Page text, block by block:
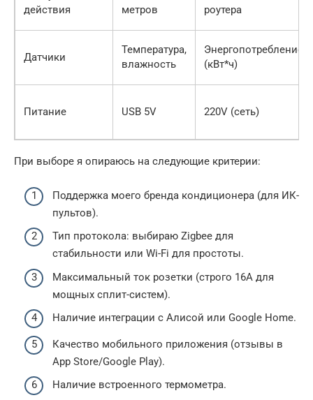
действия
метров
роутера
Датчики
Температура,
влажность
Энергопотребление
(кВт*ч)
Питание USB 5V 220V (сеть)
При выборе я опираюсь на следующие критерии:
Поддержка моего бренда кондиционера (для ИК-
пультов).
Тип протокола: выбираю Zigbee для
стабильности или Wi-Fi для простоты.
Максимальный ток розетки (строго 16А для
мощных сплит-систем).
Наличие интеграции с Алисой или Google Home.
Качество мобильного приложения (отзывы в
App Store/Google Play).
Наличие встроенного термометра.